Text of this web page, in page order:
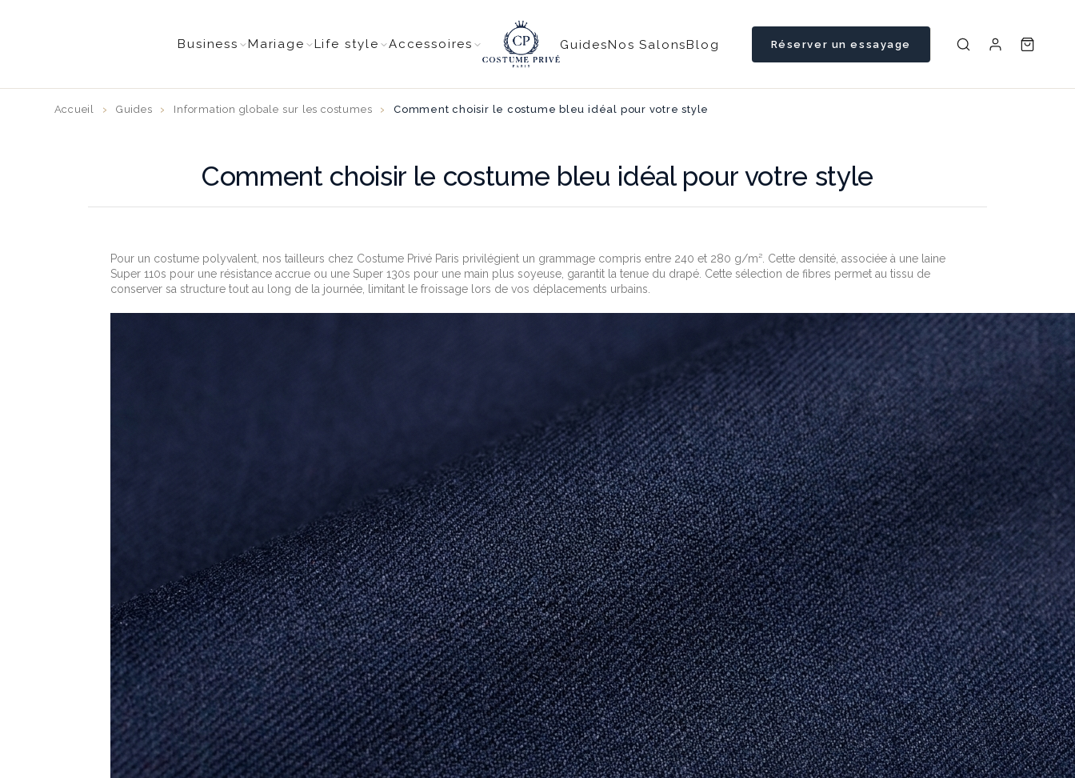
Business Mariage Life style Accessoires GuidesNos SalonsBlog Réserver un essayage
Accueil Guides Information globale sur les costumes Comment choisir le costume bleu idéal pour votre style
Comment choisir le costume bleu idéal pour votre style
Pour un costume polyvalent, nos tailleurs chez Costume Privé Paris privilégient un grammage compris entre 240 et 280 g/m². Cette densité, associée à une laine
Super 110s pour une résistance accrue ou une Super 130s pour une main plus soyeuse, garantit la tenue du drapé. Cette sélection de fibres permet au tissu de
conserver sa structure tout au long de la journée, limitant le froissage lors de vos déplacements urbains.